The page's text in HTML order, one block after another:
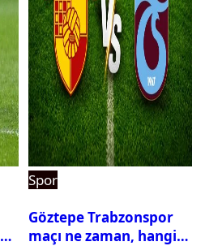
Spor
Göztepe Trabzonspor
maçı ne zaman, hangi